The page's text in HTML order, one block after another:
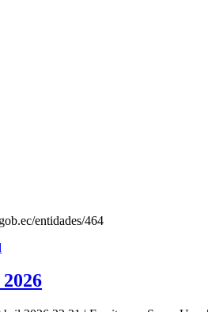
entidades/464